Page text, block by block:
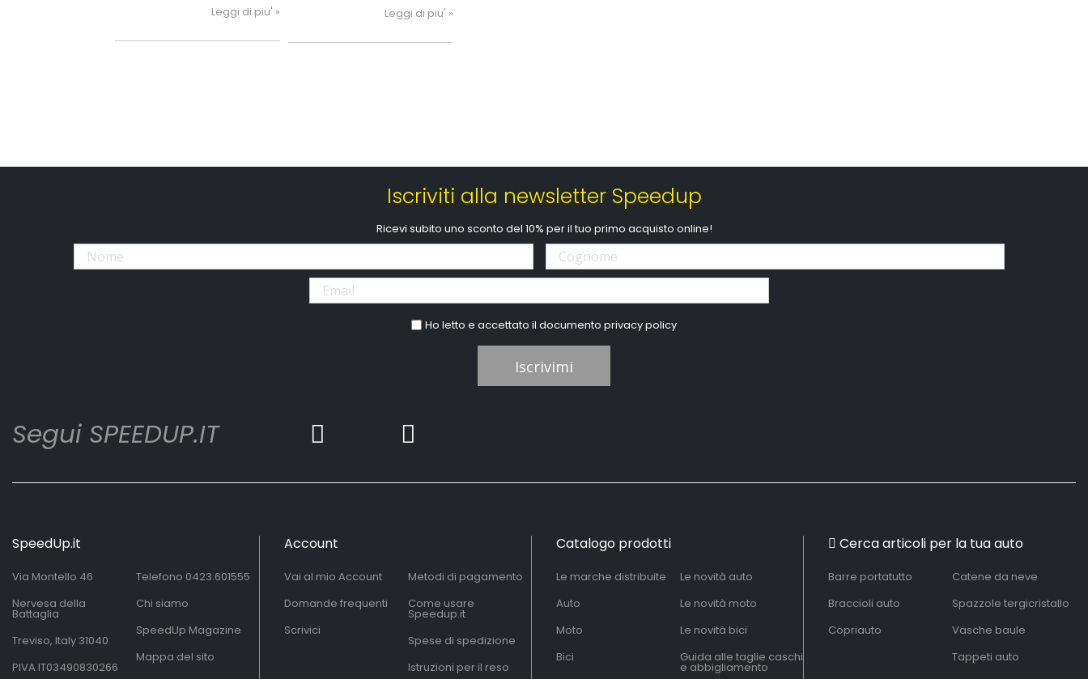
Leggi di piu' » Leggi di piu' »
Iscriviti alla newsletter Speedup
Ricevi subito uno sconto del 10% per il tuo primo acquisto online!
Ho letto e accettato il documentoprivacy policy
Iscrivimi
Segui SPEEDUP.IT
SpeedUp.it
Via Montello 46
Nervesa della
Battaglia
Treviso, Italy 31040
PIVA IT03490830266
Telefono 0423.601555
Chi siamo
SpeedUp Magazine
Mappa del sito
Account
Vai al mio Account
Domande frequenti
Scrivici
Metodi di pagamento
Come usare
Speedup.it
Spese di spedizione
Istruzioni per il reso
Catalogo prodotti
Le marche distribuite
Auto
Moto
Bici
Le novità auto
Le novità moto
Le novità bici
Guida alle taglie caschi
e abbigliamento
Cerca articoli per la tua auto
Barre portatutto
Braccioli auto
Copriauto
Catene da neve
Spazzole tergicristallo
Vasche baule
Tappeti auto